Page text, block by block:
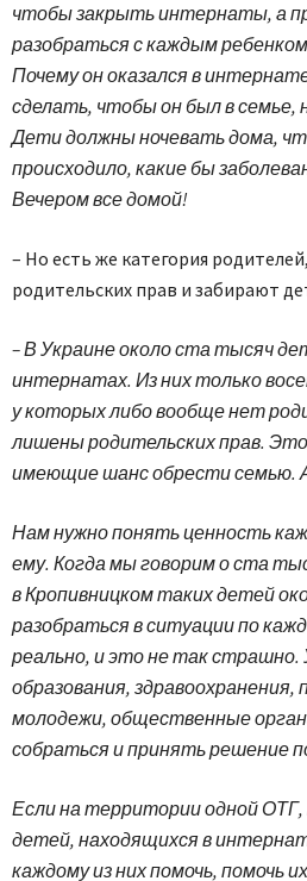
чтобы закрыть интернаты, а
разобраться с каждым
Почему он оказался в
сделать, чтобы он был в семье,
Дети должны ночевать дома,
происходило, какие бы
Вечером все домой!
– Но есть же категория
родительских прав и забирают
– В Украине около ста тысяч
интернатах. Из них только
у которых либо вообще нет
лишены родительских прав.
имеющие шанс обрести семью.
Нам нужно понять ценность
ему. Когда мы говорим о ста
в Кропивницком таких детей
разобраться в ситуации по
реально, и это не так страшно.
образования, здравоохранения,
молодежи, общественные
собраться и принять решение
Если на территории одной
детей, находящихся в
каждому из них помочь, помочь